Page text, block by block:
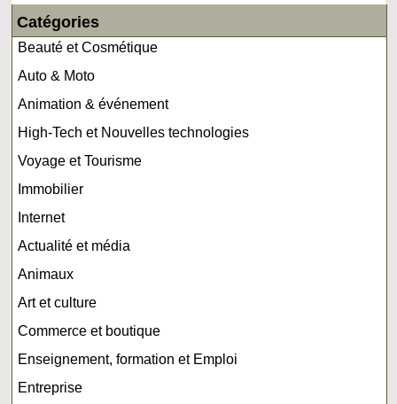
Catégories
Beauté et Cosmétique
Auto & Moto
Animation & événement
High-Tech et Nouvelles technologies
Voyage et Tourisme
Immobilier
Internet
Actualité et média
Animaux
Art et culture
Commerce et boutique
Enseignement, formation et Emploi
Entreprise